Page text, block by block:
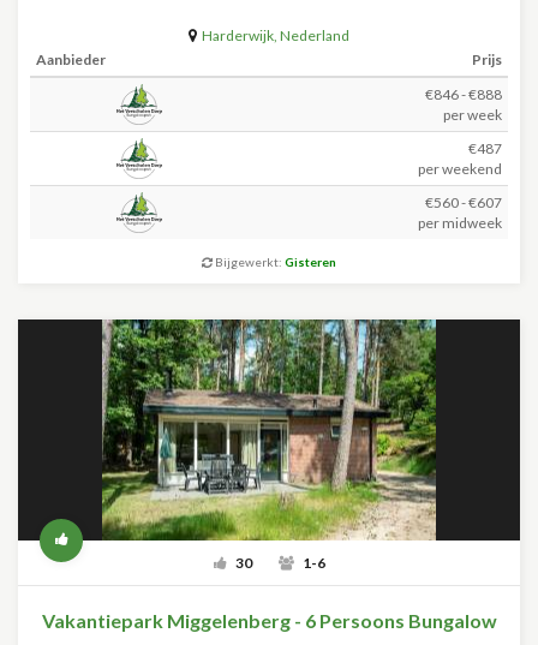
Harderwijk, Nederland
Aanbieder
Prijs
€846 - €888
per week
€487
per weekend
€560 - €607
per midweek
Bijgewerkt: Gisteren
30 1-6
Vakantiepark Miggelenberg - 6 Persoons Bungalow